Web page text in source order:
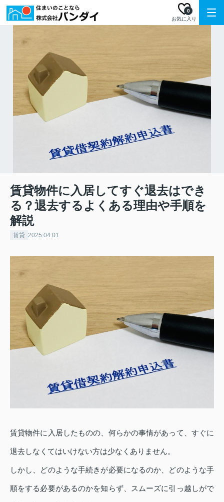
お気に入り
0
賃貸物件に入居してすぐ退去はでき
る？退去するよくある理由や手順を
解説
賃貸 2025.04.01
賃貸物件に入居したものの、何らかの事情があって、すぐに
退去しなくてはいけない方は少なくありません。
しかし、どのような手続きが必要になるのか、どのような手
順をする必要があるのかを知らず、スムーズに引っ越しがで